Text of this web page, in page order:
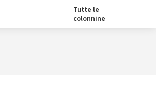
Tutte le
colonnine